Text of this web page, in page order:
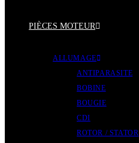
PIÈCES MOTEUR
ALLUMAGE
ANTIPARASITE
BOBINE
BOUGIE
CDI
ROTOR / STATOR